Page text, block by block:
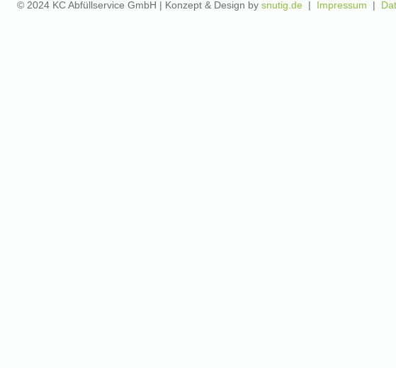
© 2024 KC Abfüllservice GmbH | Konzept & Design by snutig.de | Impressum |